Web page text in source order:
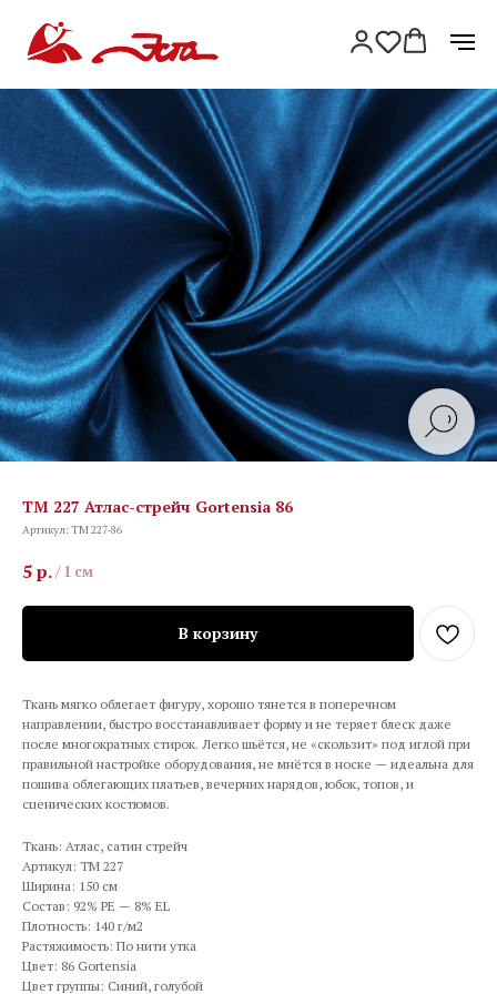
TM 227 Атлас-стрейч Gortensia 86
Артикул:TM 227-86
5р./ 1 см
В корзину
Ткань мягко облегает фигуру, хорошо тянется в поперечном
направлении, быстро восстанавливает форму и не теряет блеск даже
после многократных стирок. Легко шьётся, не «скользит» под иглой при
правильной настройке оборудования, не мнётся в носке — идеальна для
пошива облегающих платьев, вечерних нарядов, юбок, топов, и
сценических костюмов.
Ткань: Атлас, сатин стрейч
Артикул: TM 227
Ширина: 150 см
Состав: 92% PE — 8% EL
Плотность: 140 г/м2
Растяжимость: По нити утка
Цвет: 86 Gortensia
Цвет группы: Синий, голубой